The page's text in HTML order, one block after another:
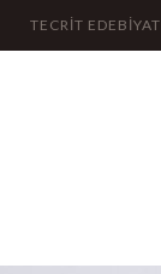
TECRİT EDEBİYAT